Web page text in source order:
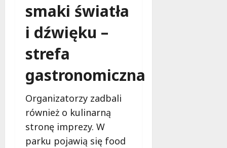
smaki światła
i dźwięku –
strefa
gastronomiczna
Organizatorzy zadbali
również o kulinarną
stronę imprezy. W
parku pojawią się food